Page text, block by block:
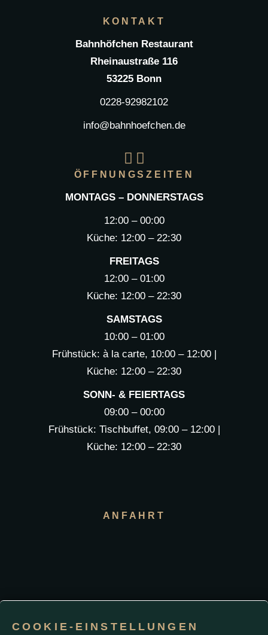
KONTAKT
Bahnhöfchen Restaurant
Rheinaustraße 116
53225 Bonn
0228-92982102
info@bahnhoefchen.de
ÖFFNUNGSZEITEN
MONTAGS – DONNERSTAGS
12:00 – 00:00
Küche: 12:00 – 22:30
FREITAGS
12:00 – 01:00
Küche: 12:00 – 22:30
SAMSTAGS
10:00 – 01:00
Frühstück: à la carte, 10:00 – 12:00 |
Küche: 12:00 – 22:30
SONN- & FEIERTAGS
09:00 – 00:00
Frühstück: Tischbuffet, 09:00 – 12:00 |
Küche: 12:00 – 22:30
ANFAHRT
COOKIE-EINSTELLUNGEN